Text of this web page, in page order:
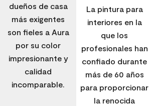
dueños de casa
más exigentes
son fieles a Aura
por su color
impresionante y
calidad
incomparable.
La pintura para
interiores en la
que los
profesionales han
confiado durante
más de 60 años
para proporcionar
la renocida